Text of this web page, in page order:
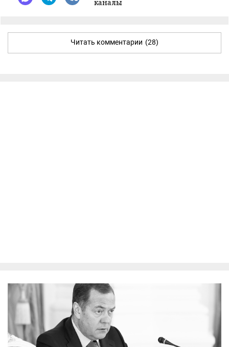
каналы
Читать комментарии (28)